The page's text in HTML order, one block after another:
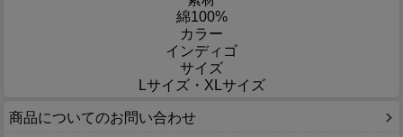
綿100%
カラー
インディゴ
サイズ
Lサイズ・XLサイズ
商品についてのお問い合わせ